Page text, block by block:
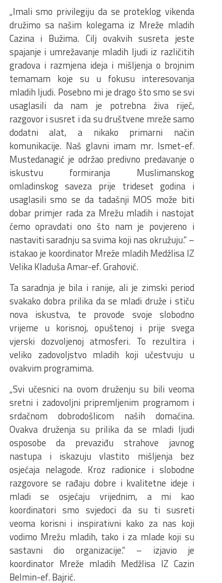
„Imali smo privilegiju da se proteklog vikenda
družimo sa našim kolegama iz Mreže mladih
Cazina i Bužima. Cilj ovakvih susreta jeste
spajanje i umrežavanje mladih ljudi iz različitih
gradova i razmjena ideja i mišljenja o brojnim
temamam koje su u fokusu interesovanja
mladih ljudi. Posebno mi je drago što smo se svi
usaglasili da nam je potrebna živa riječ,
razgovor i susret i da su društvene mreže samo
dodatni alat, a nikako primarni način
komunikacije. Naš glavni imam mr. Ismet-ef.
Mustedanagić je održao predivno predavanje o
iskustvu formiranja Muslimanskog
omladinskog saveza prije trideset godina i
usaglasili smo se da tadašnji MOS može biti
dobar primjer rada za Mrežu mladih i nastojat
ćemo opravdati ono što nam je povjereno i
nastaviti saradnju sa svima koji nas okružuju.“ –
istakao je koordinator Mreže mladih Medžlisa IZ
Velika Kladuša Amar-ef. Grahović.
Ta saradnja je bila i ranije, ali je zimski period
svakako dobra prilika da se mladi druže i stiču
nova iskustva, te provode svoje slobodno
vrijeme u korisnoj, opuštenoj i prije svega
vjerski dozvoljenoj atmosferi. To rezultira i
veliko zadovoljstvo mladih koji učestvuju u
ovakvim programima.
„Svi učesnici na ovom druženju su bili veoma
sretni i zadovoljni pripremljenim programom i
srdačnom dobrodošlicom naših domaćina.
Ovakva druženja su prilika da se mladi ljudi
osposobe da prevaziđu strahove javnog
nastupa i iskazuju vlastito mišljenja bez
osjećaja nelagode. Kroz radionice i slobodne
razgovore se rađaju dobre i kvalitetne ideje i
mladi se osjećaju vrijednim, a mi kao
koordinatori smo svjedoci da su ti susreti
veoma korisni i inspirativni kako za nas koji
vodimo Mrežu mladih, tako i za mlade koji su
sastavni dio organizacije.“ – izjavio je
koordinator Mreže mladih Medžlisa IZ Cazin
Belmin-ef. Bajrić.